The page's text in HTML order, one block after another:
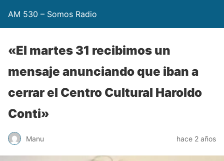
AM 530 – Somos Radio
«El martes 31 recibimos un
mensaje anunciando que iban a
cerrar el Centro Cultural Haroldo
Conti»
Manu hace 2 años